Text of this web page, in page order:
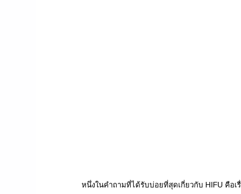
หนึ่งในคำถามที่ได้รับบ่อยที่สุดเกี่ยวกับ HIFU คือเรื่อ